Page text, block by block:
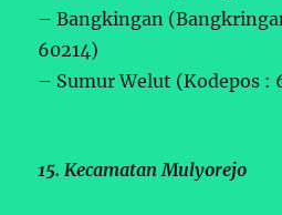
– Bangkingan
60214)
– Sumur Welut (Kodepos :
15. Kecamatan Mulyorejo